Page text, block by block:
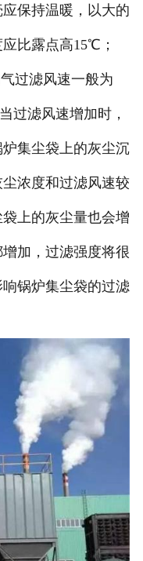
保持温暖，以大的
比露点高15℃；
过滤风速一般为
过滤风速增加时，
集尘袋上的灰尘沉
浓度和过滤风速较
上的灰尘量也会增
加，过滤强度将很
锅炉集尘袋的过滤